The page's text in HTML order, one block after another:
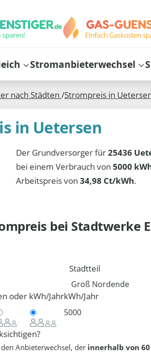
Stromanbieterwechsel
nach Städten /Strompreis in
in Uetersen
Der Grundversorger für25436
bei einem Verbrauch von5000
Arbeitspreis von34,98 Ct/kWh.
bei Stadtwerke
Stadtteil
oder kWh/JahrkWh/Jahr
Anbieterwechsel, der innerhalb von 60